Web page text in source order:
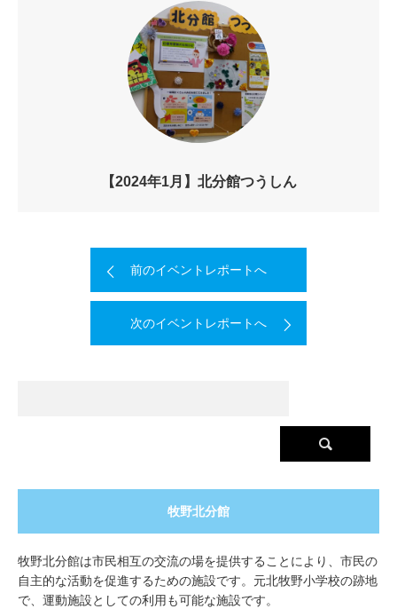
【2024年1月】北分館つうしん
前のイベントレポートへ
次のイベントレポートへ
牧野北分館
牧野北分館は市民相互の交流の場を提供することにより、市民の
自主的な活動を促進するための施設です。元北牧野小学校の跡地
で、運動施設としての利用も可能な施設です。